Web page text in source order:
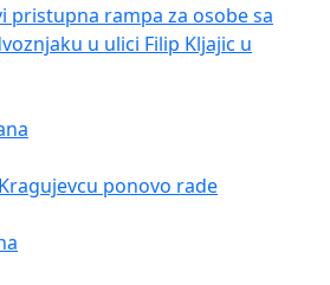
новинар
аналитичар и уредник
научни саветник
публициста
pristupna rampa za osobe sa
u ulici Filip Kljajic u
ponovo rade